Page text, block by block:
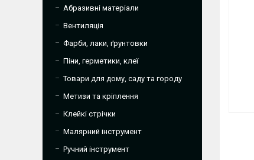
Абразивні матеріали
Вентиляція
Фарби, лаки, ґрунтовки
Піни, герметики, клеї
Товари для дому, саду та городу
Метизи та кріплення
Клейкі стрічки
Малярний інструмент
Ручний інструмент